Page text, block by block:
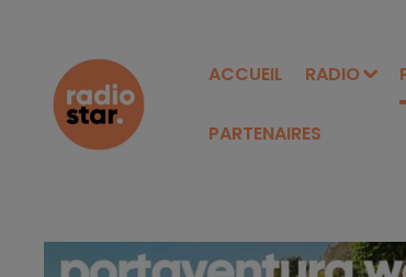
ACCUEIL RADIO
PARTENAIRES